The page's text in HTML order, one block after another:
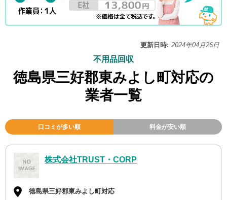
更新日時: 2024年04月26日
不用品回収
徳島県三好郡東みよし町対応の
業者一覧
口コミが多い順 料金が安い順
株式会社TRUST・CORP
徳島県三好郡東みよし町対応